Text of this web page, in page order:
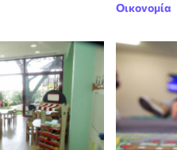
Οικονομία